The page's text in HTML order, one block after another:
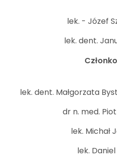
lek. - Józef
lek. dent.
lek. dent. Małgorzata
dr n. med.
lek. Michał
lek.